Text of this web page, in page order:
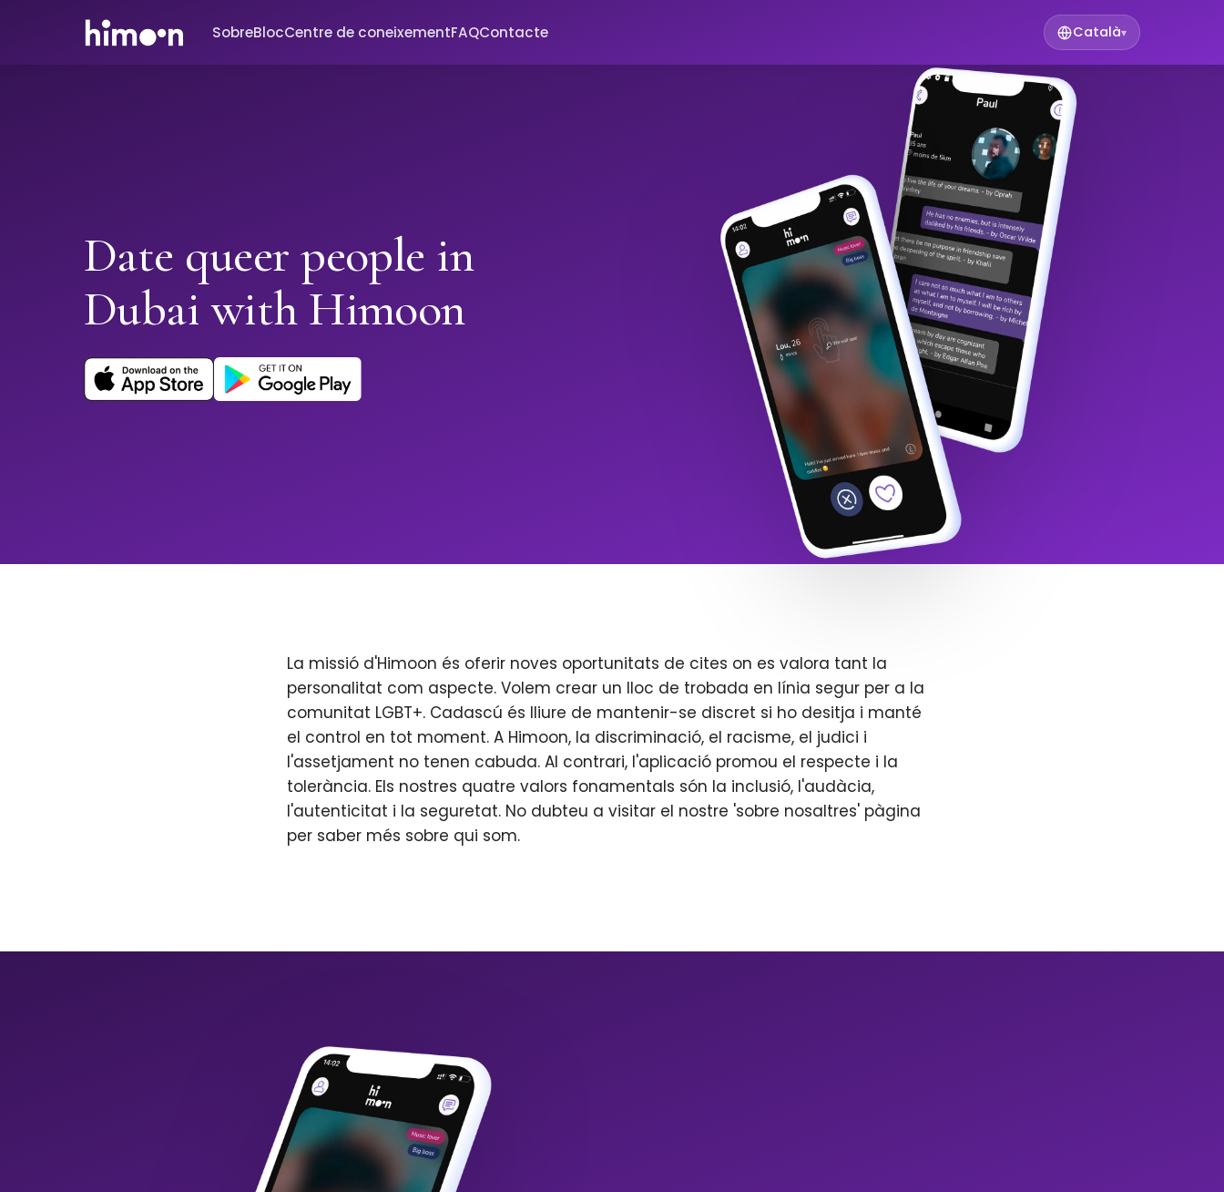
SobreBlocCentre de coneixementFAQContacte Català▾
Date queer people in
Dubai with Himoon
La missió d'Himoon és oferir noves oportunitats de cites on es valora tant la
personalitat com aspecte. Volem crear un lloc de trobada en línia segur per a la
comunitat LGBT+. Cadascú és lliure de mantenir-se discret si ho desitja i manté
el control en tot moment. A Himoon, la discriminació, el racisme, el judici i
l'assetjament no tenen cabuda. Al contrari, l'aplicació promou el respecte i la
tolerància. Els nostres quatre valors fonamentals són la inclusió, l'audàcia,
l'autenticitat i la seguretat. No dubteu a visitar el nostre 'sobre nosaltres' pàgina
per saber més sobre qui som.